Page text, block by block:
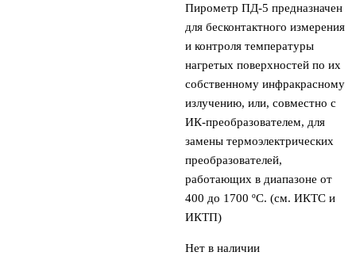
Пирометр ПД-5 предназначен
для бесконтактного измерения
и контроля температуры
нагретых поверхностей по их
собственному инфракрасному
излучению, или, совместно с
ИК-преобразователем, для
замены термоэлектрических
преобразователей,
работающих в диапазоне от
400 до 1700 ºС. (см. ИКТС и
ИКТП)
Нет в наличии